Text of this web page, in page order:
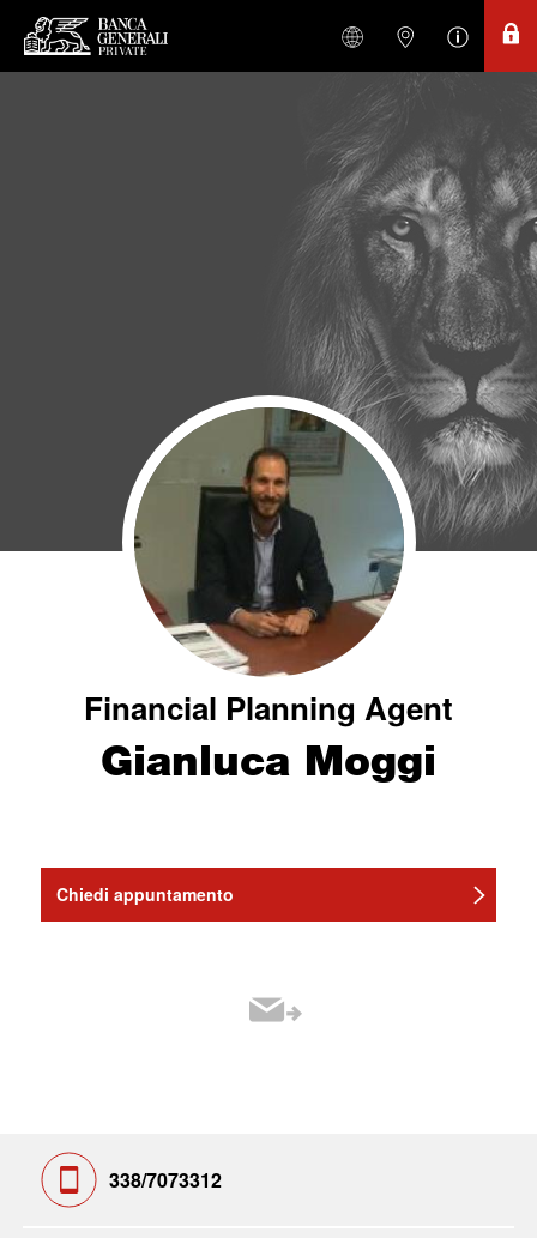
Financial Planning Agent
Gianluca Moggi
Chiedi appuntamento
338/7073312